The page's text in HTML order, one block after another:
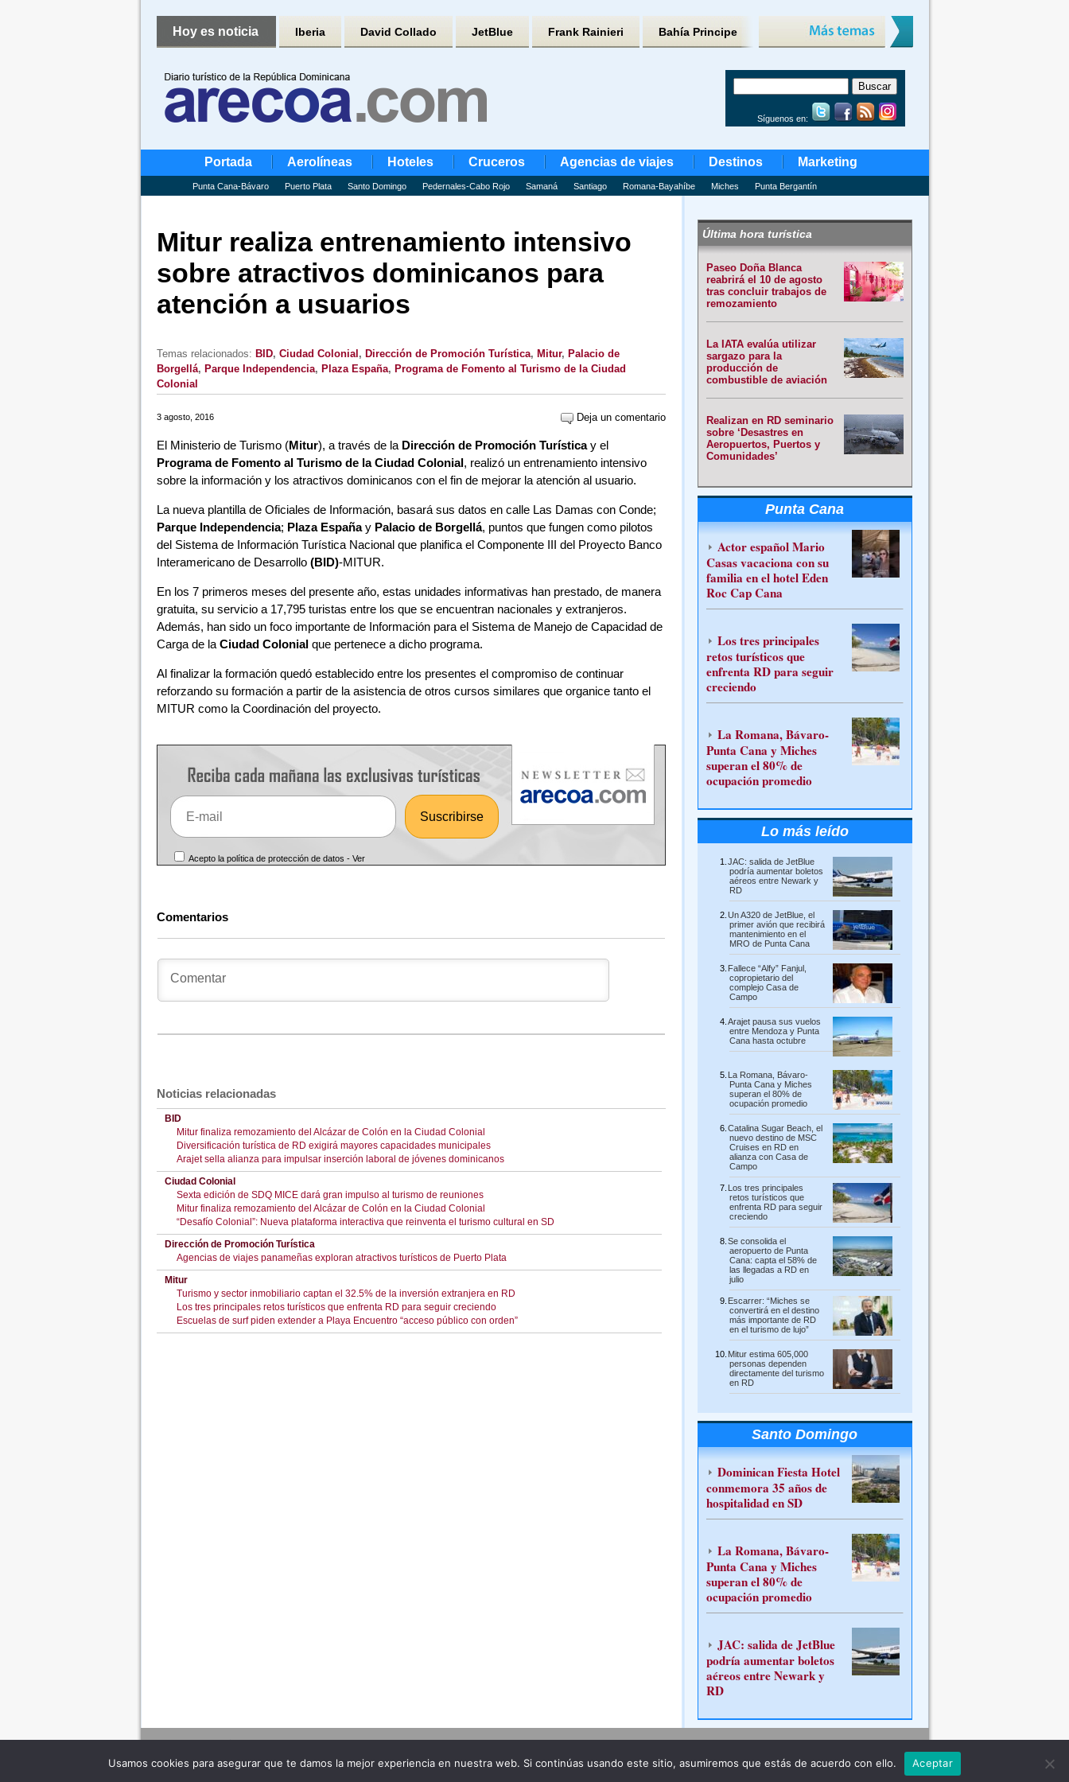
Hoy es noticia Iberia David Collado JetBlue Frank Rainieri Bahía Principe
Síguenos en:
Portada Aerolíneas Hoteles Cruceros Agencias de viajes Destinos Marketing
Punta Cana-Bávaro Puerto Plata Santo Domingo Pedernales-Cabo Rojo Samaná Santiago Romana-Bayahíbe Miches Punta Bergantín
Mitur realiza entrenamiento intensivo
sobre atractivos dominicanos para
atención a usuarios
Temas relacionados: BID, Ciudad Colonial , Dirección de Promoción Turística, Mitur, Palacio de
Borgellá, Parque Independencia, Plaza España, Programa de Fomento al Turismo de la Ciudad
Colonial
3 agosto, 2016 Deja un comentario
El Ministerio de Turismo (Mitur), a través de la Dirección de Promoción Turísticay el
Programa de Fomento al Turismo de la Ciudad Colonial, realizó un entrenamiento intensivo
sobre la información y los atractivos dominicanos con el fin de mejorar la atención al usuario.
La nueva plantilla de Oficiales de Información, basará sus datos en calle Las Damas con Conde;
Parque Independencia; Plaza Españay Palacio de Borgellá, puntos que fungen como pilotos
del Sistema de Información Turística Nacional que planifica el Componente III del Proyecto Banco
Interamericano de Desarrollo(BID)-MITUR.
En los 7 primeros meses del presente año, estas unidades informativas han prestado, de manera
gratuita, su servicio a 17,795 turistas entre los que se encuentran nacionales y extranjeros.
Además, han sido un foco importante de Información para el Sistema de Manejo de Capacidad de
Carga de la Ciudad Colonialque pertenece a dicho programa.
Al finalizar la formación quedó establecido entre los presentes el compromiso de continuar
reforzando su formación a partir de la asistencia de otros cursos similares que organice tanto el
MITUR como la Coordinación del proyecto.
Acepto la política de protección de datos -Ver
Comentarios
Noticias relacionadas
BID
Mitur finaliza remozamiento del Alcázar de Colón en la Ciudad Colonial
Diversificación turística de RD exigirá mayores capacidades municipales
Arajet sella alianza para impulsar inserción laboral de jóvenes dominicanos
Ciudad Colonial
Sexta edición de SDQ MICE dará gran impulso al turismo de reuniones
Mitur finaliza remozamiento del Alcázar de Colón en la Ciudad Colonial
“Desafío Colonial”: Nueva plataforma interactiva que reinventa el turismo cultural en SD
Dirección de Promoción Turística
Agencias de viajes panameñas exploran atractivos turísticos de Puerto Plata
Mitur
Turismo y sector inmobiliario captan el 32.5% de la inversión extranjera en RD
Los tres principales retos turísticos que enfrenta RD para seguir creciendo
Escuelas de surf piden extender a Playa Encuentro “acceso público con orden”
Última hora turística
Paseo Doña Blanca
reabrirá el 10 de agosto
tras concluir trabajos de
remozamiento
La IATA evalúa utilizar
sargazo para la
producción de
combustible de aviación
Realizan en RD seminario
sobre ‘Desastres en
Aeropuertos, Puertos y
Comunidades’
Punta Cana
Actor español Mario
Casas vacaciona con su
familia en el hotel Eden
Roc Cap Cana
Los tres principales
retos turísticos que
enfrenta RD para seguir
creciendo
La Romana, Bávaro-
Punta Cana y Miches
superan el 80% de
ocupación promedio
Lo más leído
JAC: salida de JetBlue
podría aumentar boletos
aéreos entre Newark y
RD
Un A320 de JetBlue, el
primer avión que recibirá
mantenimiento en el
MRO de Punta Cana
Fallece “Alfy” Fanjul,
copropietario del
complejo Casa de
Campo
Arajet pausa sus vuelos
entre Mendoza y Punta
Cana hasta octubre
La Romana, Bávaro-
Punta Cana y Miches
superan el 80% de
ocupación promedio
Catalina Sugar Beach, el
nuevo destino de MSC
Cruises en RD en
alianza con Casa de
Campo
Los tres principales
retos turísticos que
enfrenta RD para seguir
creciendo
Se consolida el
aeropuerto de Punta
Cana: capta el 58% de
las llegadas a RD en
julio
Escarrer: “Miches se
convertirá en el destino
más importante de RD
en el turismo de lujo”
Mitur estima 605,000
personas dependen
directamente del turismo
en RD
Santo Domingo
Dominican Fiesta Hotel
conmemora 35 años de
hospitalidad en SD
La Romana, Bávaro-
Punta Cana y Miches
superan el 80% de
ocupación promedio
JAC: salida de JetBlue
podría aumentar boletos
aéreos entre Newark y
RD
Usamos cookies para asegurar que te damos la mejor experiencia en nuestra web. Si continúas usando este sitio, asumiremos que estás de acuerdo con ello. Aceptar